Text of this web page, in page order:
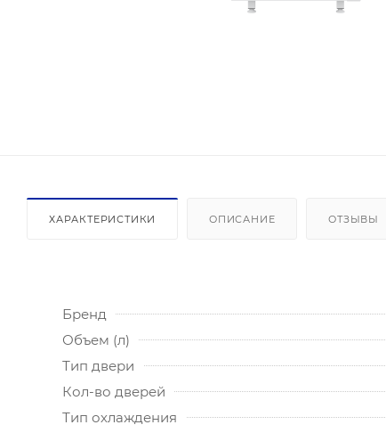
ХАРАКТЕРИСТИКИ ОПИСАНИЕ ОТЗЫВЫ
Бренд
Объем (л)
Тип двери
Кол-во дверей
Тип охлаждения